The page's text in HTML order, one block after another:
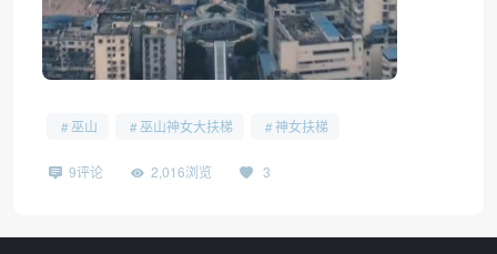
巫山 巫山神女大扶梯 神女扶梯
9评论 2,016浏览 3